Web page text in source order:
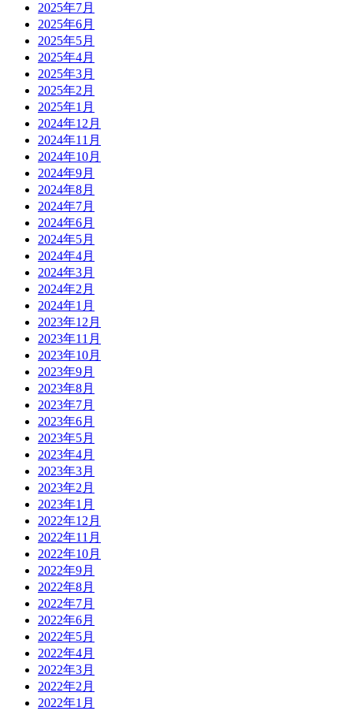
2025年7月
2025年6月
2025年5月
2025年4月
2025年3月
2025年2月
2025年1月
2024年12月
2024年11月
2024年10月
2024年9月
2024年8月
2024年7月
2024年6月
2024年5月
2024年4月
2024年3月
2024年2月
2024年1月
2023年12月
2023年11月
2023年10月
2023年9月
2023年8月
2023年7月
2023年6月
2023年5月
2023年4月
2023年3月
2023年2月
2023年1月
2022年12月
2022年11月
2022年10月
2022年9月
2022年8月
2022年7月
2022年6月
2022年5月
2022年4月
2022年3月
2022年2月
2022年1月